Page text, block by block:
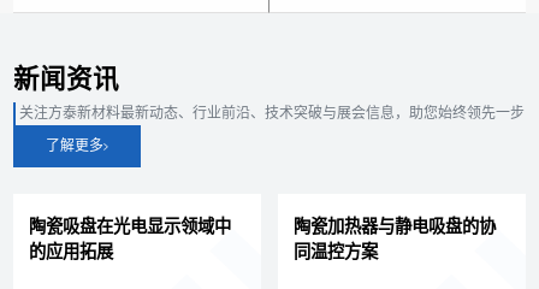
新闻资讯
关注方泰新材料最新动态、行业前沿、技术突破与展会信息，助您始终领先一步
了解更多
陶瓷吸盘在光电显示领域中
的应用拓展
陶瓷加热器与静电吸盘的协
同温控方案